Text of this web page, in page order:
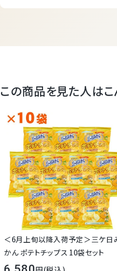
この商品を見た人は
＜6月上旬以降入荷予定＞三ケ日
かん ポテトチップス 10袋セット